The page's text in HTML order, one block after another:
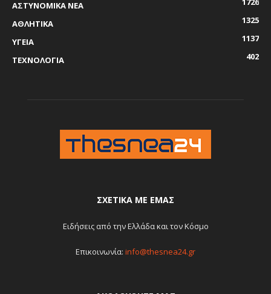
ΑΣΤΥΝΟΜΙΚΑ ΝΕΑ
ΑΘΛΗΤΙΚΑ
1325
ΥΓΕΙΑ
1137
ΤΕΧΝΟΛΟΓΙΑ
402
ΣΧΕΤΙΚΆ ΜΕ ΕΜΆΣ
Ειδήσεις από την Ελλάδα και τον Κόσμο
Επικοινωνία: info@thesnea24.gr